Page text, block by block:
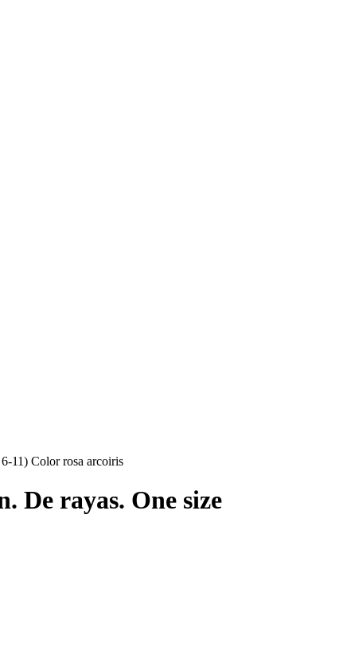
11) Color rosa arcoiris
De rayas. One size